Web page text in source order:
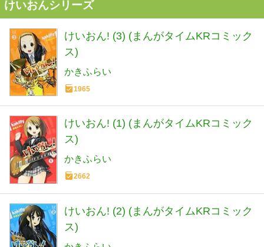
けいおんシリーズ
けいおん! (3) (まんがタイムKRコミック
ス)
かきふらい
1965
けいおん! (1) (まんがタイムKRコミック
ス)
かきふらい
2662
けいおん! (2) (まんがタイムKRコミック
ス)